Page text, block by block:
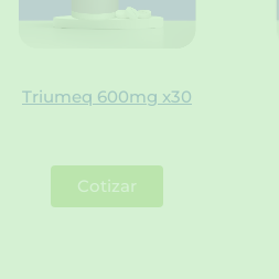
Triumeq 600mg x30
Cotizar